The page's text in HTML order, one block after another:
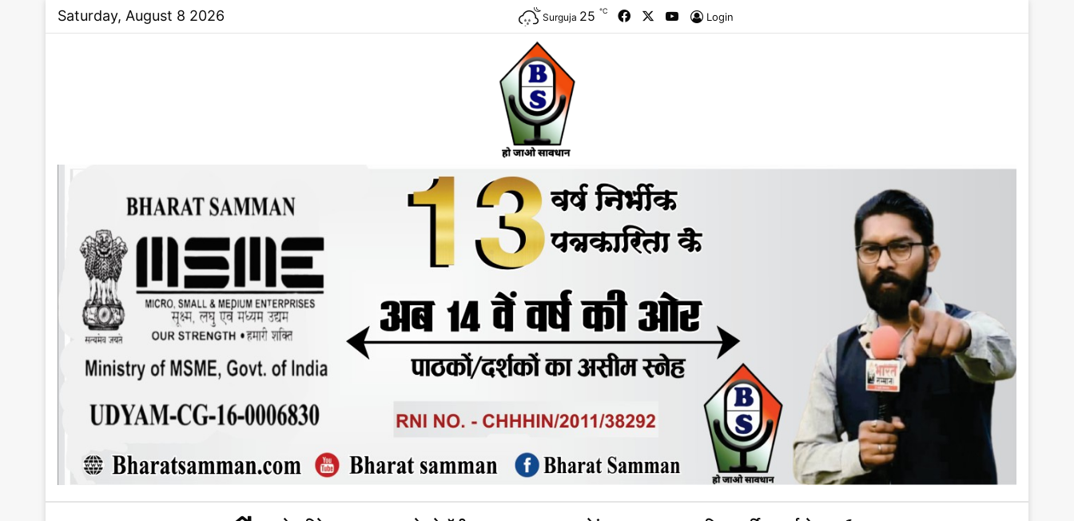
Saturday, August 8 2026 Surguja 25 ℃ FacebookYouTube
Login